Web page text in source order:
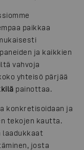
paikkaa
ja kaikkien
vahvoja
yhteisö pärjää
painottaa.
konkretisoidaan ja
tekojen kautta.
laadukkaat
josta